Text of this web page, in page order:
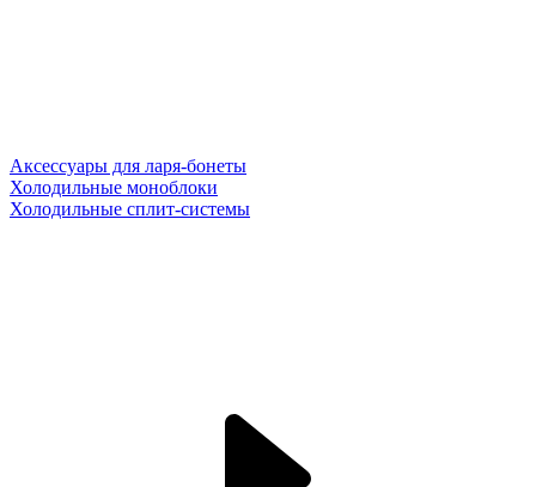
Аксессуары для ларя-бонеты
Холодильные моноблоки
Холодильные сплит-системы